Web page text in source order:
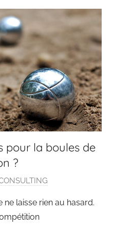
pour la boules de
?
laisse rien au hasard.